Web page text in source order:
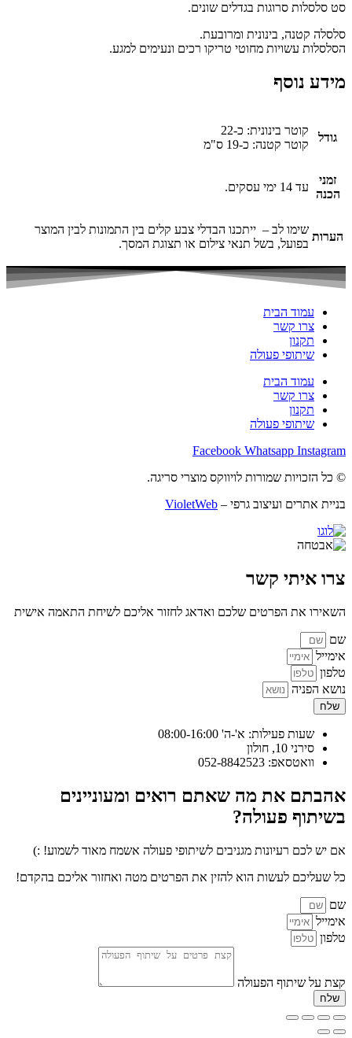
סט סלסלות סרוגות בגדלים שונים.
סלסלה קטנה, בינונית ומרובעת.
הסלסלות עשויות מחוטי טריקו רכים ונעימים למגע.
מידע נוסף
גודל
קוטר בינונית: כ-22
קוטר קטנה: כ-19 ס"מ
זמני
הכנה
עד 14 ימי עסקים.
הערות
שימו לב – ייתכנו הבדלי צבע קלים בין התמונות לבין המוצר
בפועל, בשל תנאי צילום או תצוגת המסך.
עמוד הבית
צרו קשר
תקנון
שיתופי פעולה
עמוד הבית
צרו קשר
תקנון
שיתופי פעולה
Facebook Whatsapp Instagram
© כל הזכויות שמורות לויווקס מוצרי סריגה.
בניית אתרים ועיצוב גרפי – VioletWeb
צרו איתי קשר
השאירו את הפרטים שלכם ואדאג לחזור אליכם לשיחת התאמה אישית
שם
אימייל
טלפון
נושא הפניה
שלח
שעות פעילות: א'-ה' 08:00-16:00
סירני 10, חולון
וואטסאפ: 052-8842523
אהבתם את מה שאתם רואים ומעוניינים
בשיתוף פעולה?
אם יש לכם רעיונות מגניבים לשיתופי פעולה אשמח מאוד לשמוע! :)
כל שעליכם לעשות הוא להזין את הפרטים מטה ואחזור אליכם בהקדם!
שם
אימייל
טלפון
קצת על שיתוף הפעולה
שלח